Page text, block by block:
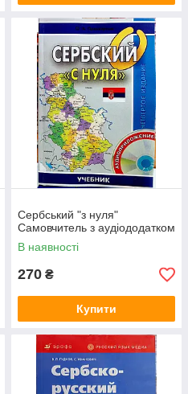
Сербський "з нуля"
Самовчитель з аудіододатком
В наявності
270 ₴
Купити